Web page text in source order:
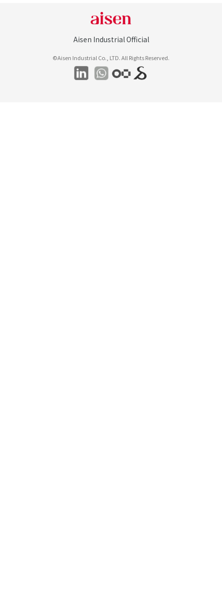
Aisen Industrial Official
©Aisen Industrial Co., LTD. All Rights Reserved.